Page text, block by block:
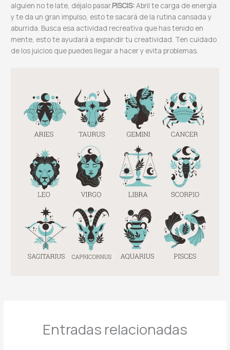
alguien no te late, déjalo pasar.PISCIS:Abril te carga de energía
y te da un gran impulso, esto te sacará de la rutina cansada y
aburrida. Busca esa actividad recreativa que has tenido en
mente, esto te ayudará a expandir tu creatividad. Ten cuidado
de los juicios que puedes llegar a hacer y evita problemas.
Entradas relacionadas